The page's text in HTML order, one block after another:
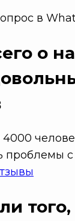
в
о
проблемы